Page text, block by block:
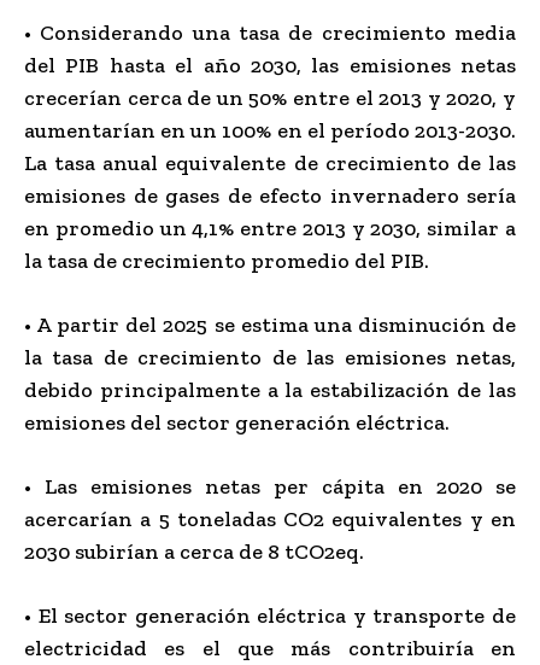
• Considerando una tasa de crecimiento media
del PIB hasta el año 2030, las emisiones netas
crecerían cerca de un 50% entre el 2013 y 2020, y
aumentarían en un 100% en el período 2013-2030.
La tasa anual equivalente de crecimiento de las
emisiones de gases de efecto invernadero sería
en promedio un 4,1% entre 2013 y 2030, similar a
la tasa de crecimiento promedio del PIB.
• A partir del 2025 se estima una disminución de
la tasa de crecimiento de las emisiones netas,
debido principalmente a la estabilización de las
emisiones del sector generación eléctrica.
• Las emisiones netas per cápita en 2020 se
acercarían a 5 toneladas CO2 equivalentes y en
2030 subirían a cerca de 8 tCO2eq.
• El sector generación eléctrica y transporte de
electricidad es el que más contribuiría en